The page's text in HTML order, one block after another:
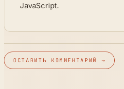
JavaScript.
ОСТАВИТЬ КОММЕНТАРИЙ →